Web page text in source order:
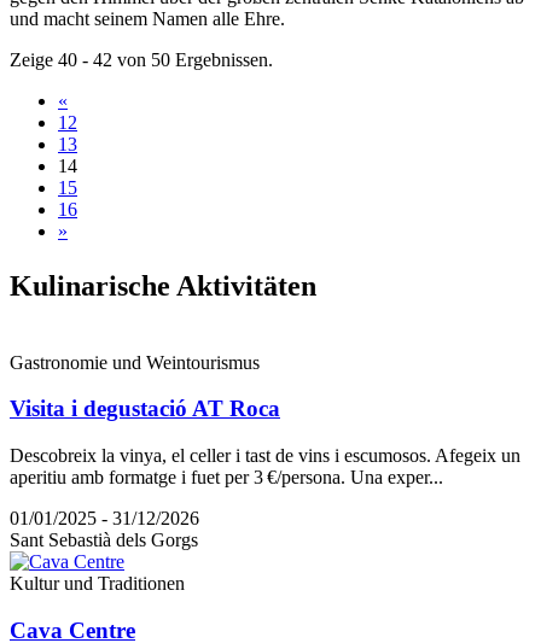
und macht seinem Namen alle Ehre.
Zeige 40 - 42 von 50 Ergebnissen.
«
12
13
14
15
16
»
Kulinarische Aktivitäten
Gastronomie und Weintourismus
Visita i degustació AT Roca
Descobreix la vinya, el celler i tast de vins i escumosos. Afegeix un
aperitiu amb formatge i fuet per 3 €/persona. Una exper...
01/01/2025 - 31/12/2026
Sant Sebastià dels Gorgs
Kultur und Traditionen
Cava Centre